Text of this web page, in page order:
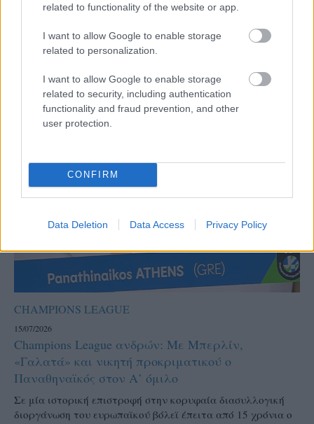
related to functionality of the website or app.
I want to allow Google to enable storage
related to personalization.
I want to allow Google to enable storage
related to security, including authentication
functionality and fraud prevention, and other
user protection.
CONFIRM
Data Deletion Data Access Privacy Policy
Aκολουθήστε μας
παντού…
CHAMPIONS LEAGUE
15/07/2026
Champions League ανδρών: Με Μπερλίν,
«Γαλατά» και νικητή προκριματικού ο
Παναθηναϊκός στον Α’ όμιλο
Σε μία ιστορική επιστροφή στην κορυφαία διασυλλογική
διοργάνωση του ευρωπαϊκού βόλεϊ έπειτα από 15 χρόνια o